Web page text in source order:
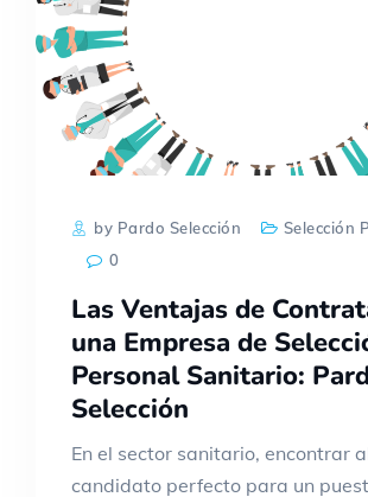
by Pardo Selección
Selección
0
Las Ventajas de
una Empresa de
Personal Sanitario:
Selección
En el sector sanitario, encontrar
candidato perfecto para un